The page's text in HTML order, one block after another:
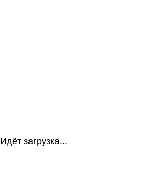
Идёт загрузка...